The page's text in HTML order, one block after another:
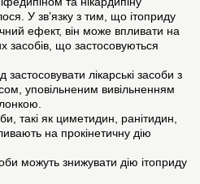
У зв’язку з тим, що ітоприду
ефект, він може впливати на
засобів, що застосовуються
лікарські засоби з
уповільненим вивільненням
такі як циметидин, ранітидин,
на прокінетичну дію
можуть знижувати дію ітоприду